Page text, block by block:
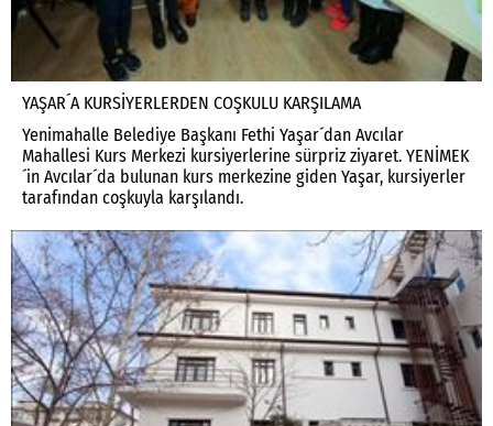
YAŞAR´A KURSİYERLERDEN COŞKULU KARŞILAMA
Yenimahalle Belediye Başkanı Fethi Yaşar´dan Avcılar
Mahallesi Kurs Merkezi kursiyerlerine sürpriz ziyaret. YENİMEK
´in Avcılar´da bulunan kurs merkezine giden Yaşar, kursiyerler
tarafından coşkuyla karşılandı.